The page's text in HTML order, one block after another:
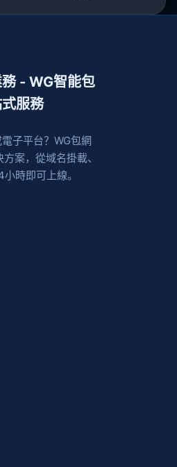
- WG智能包
服務
子平台？WG包網
案，從域名掛載、
時即可上線。